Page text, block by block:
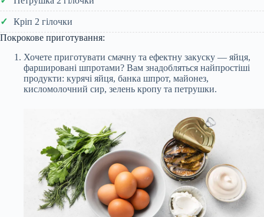
Кріп 2 гілочки
Покрокове приготування:
Хочете приготувати смачну та ефектну закуску — яйця,
фаршировані шпротами? Вам знадобляться найпростіші
продукти: курячі яйця, банка шпрот, майонез,
кисломолочний сир, зелень кропу та петрушки.